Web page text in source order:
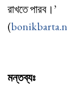
রাখতে পারব।’
(
মন্তব্যঃ